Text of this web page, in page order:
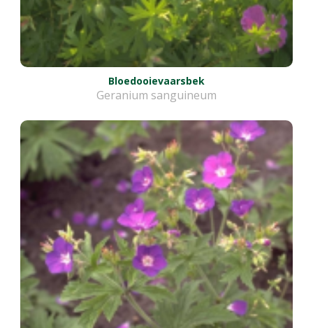
Bloedooievaarsbek
Geranium sanguineum